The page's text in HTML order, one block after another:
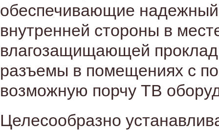
обеспечивающие надежный
внутренней стороны в
влагозащищающей
разъемы в помещениях с
возможную порчу ТВ
Целесообразно